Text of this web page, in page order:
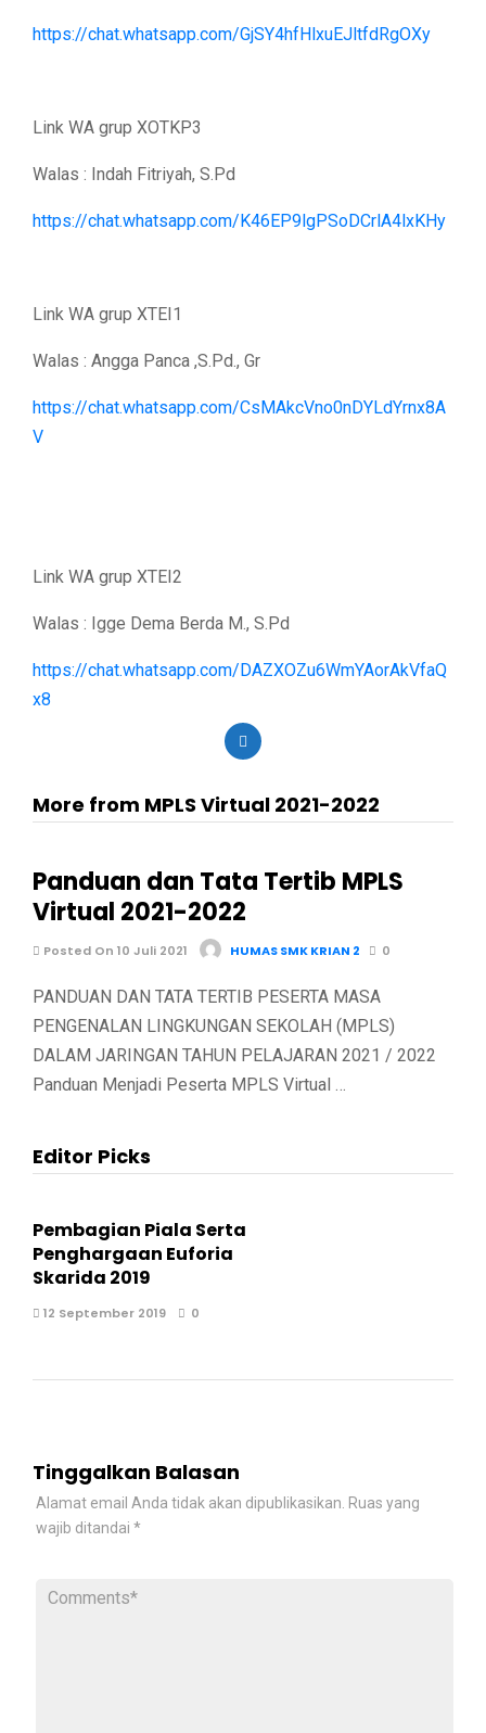
https://chat.whatsapp.com/GjSY4hfHlxuEJltfdRgOXy
Link WA grup XOTKP3
Walas : Indah Fitriyah, S.Pd
https://chat.whatsapp.com/K46EP9lgPSoDCrlA4lxKHy
Link WA grup XTEI1
Walas : Angga Panca ,S.Pd., Gr
https://chat.whatsapp.com/CsMAkcVno0nDYLdYrnx8A
V
Link WA grup XTEI2
Walas : Igge Dema Berda M., S.Pd
https://chat.whatsapp.com/DAZXOZu6WmYAorAkVfaQ
x8
More from MPLS Virtual 2021-2022
Panduan dan Tata Tertib MPLS
Virtual 2021-2022
Posted On 10 Juli 2021 HUMAS SMK KRIAN 2 0
PANDUAN DAN TATA TERTIB PESERTA MASA
PENGENALAN LINGKUNGAN SEKOLAH (MPLS)
DALAM JARINGAN TAHUN PELAJARAN 2021 / 2022
Panduan Menjadi Peserta MPLS Virtual …
Editor Picks
Pembagian Piala Serta
Penghargaan Euforia
Skarida 2019
12 September 2019 0
Tinggalkan Balasan
Alamat email Anda tidak akan dipublikasikan. Ruas yang
wajib ditandai *